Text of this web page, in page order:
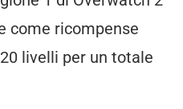
come ricompense
livelli per un totale